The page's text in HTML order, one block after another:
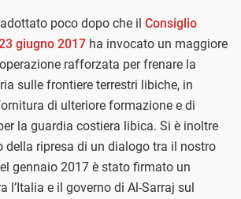
poco dopo che il Consiglio
giugno 2017 ha invocato un maggiore
rafforzata per frenare la
sulle frontiere terrestri libiche, in
di ulteriore formazione e di
la guardia costiera libica. Si è inoltre
della ripresa di un dialogo tra il nostro
gennaio 2017 è stato firmato un
l’Italia e il governo di Al-Sarraj sul